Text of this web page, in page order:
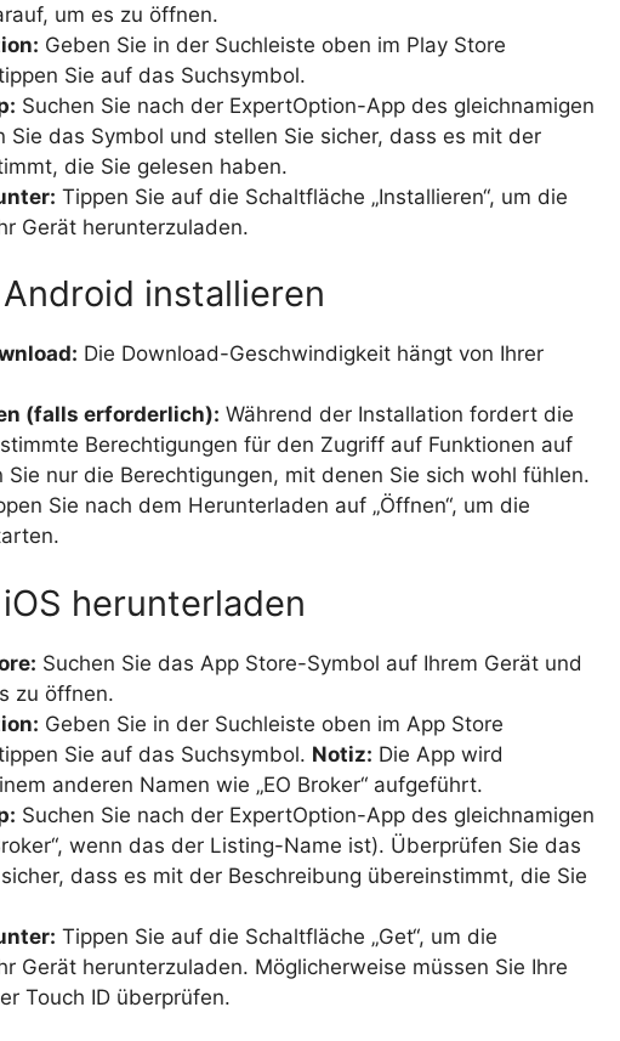
um es zu öffnen.
Geben Sie in der Suchleiste oben im Play Store
Sie auf das Suchsymbol.
Suchen Sie nach der ExpertOption-App des gleichnamigen
Sie das Symbol und stellen Sie sicher, dass es mit der
die Sie gelesen haben.
Tippen Sie auf die Schaltfläche „Installieren“, um die
Gerät herunterzuladen.
installieren
Die Download-Geschwindigkeit hängt von Ihrer
(falls erforderlich): Während der Installation fordert die
Berechtigungen für den Zugriff auf Funktionen auf
Sie nur die Berechtigungen, mit denen Sie sich wohl fühlen.
Sie nach dem Herunterladen auf „Öffnen“, um die
herunterladen
Suchen Sie das App Store-Symbol auf Ihrem Gerät und
zu öffnen.
Geben Sie in der Suchleiste oben im App Store
Sie auf das Suchsymbol. Notiz: Die App wird
anderen Namen wie „EO Broker“ aufgeführt.
Suchen Sie nach der ExpertOption-App des gleichnamigen
wenn das der Listing-Name ist). Überprüfen Sie das
dass es mit der Beschreibung übereinstimmt, die Sie
Tippen Sie auf die Schaltfläche „Get“, um die
Gerät herunterzuladen. Möglicherweise müssen Sie Ihre
Touch ID überprüfen.